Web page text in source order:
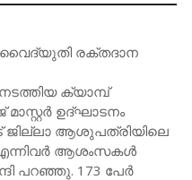
രക്തദാന
ക്യാമ്പ്
ഉദ്ഘാടനം
ആശുപത്രിയിലെ
ആശംസകൾ
പറഞ്ഞു. 173 പേർ